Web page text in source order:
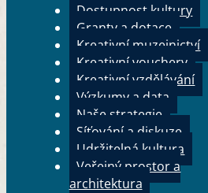
Dostupnost kultury
Granty a dotace
Kreativní muzejnictví
Kreativní vouchery
Kreativní vzdělávání
Výzkumy a data
Naše strategie
Síťování a diskuze
Udržitelná kultura
Veřejný prostor a
architektura